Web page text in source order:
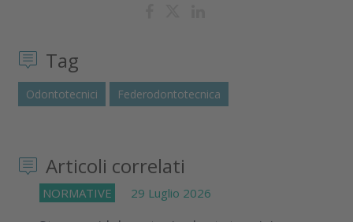
Tag
Odontotecnici Federodontotecnica
Articoli correlati
NORMATIVE 29 Luglio 2026